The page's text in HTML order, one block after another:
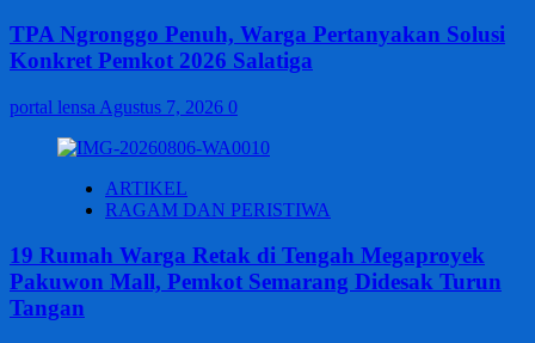
TPA Ngronggo Penuh, Warga Pertanyakan Solusi
Konkret Pemkot 2026 Salatiga
portal lensa Agustus 7, 2026 0
ARTIKEL
RAGAM DAN PERISTIWA
19 Rumah Warga Retak di Tengah Megaproyek
Pakuwon Mall, Pemkot Semarang Didesak Turun
Tangan